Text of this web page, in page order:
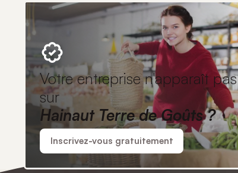
Votre entreprise n'apparaît pas
sur
Hainaut Terre de Goûts ?
Inscrivez-vous gratuitement